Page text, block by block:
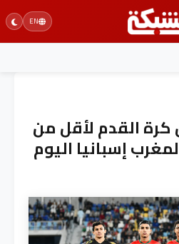
EN
كرة القدم لأقل من
إسبانيا اليوم